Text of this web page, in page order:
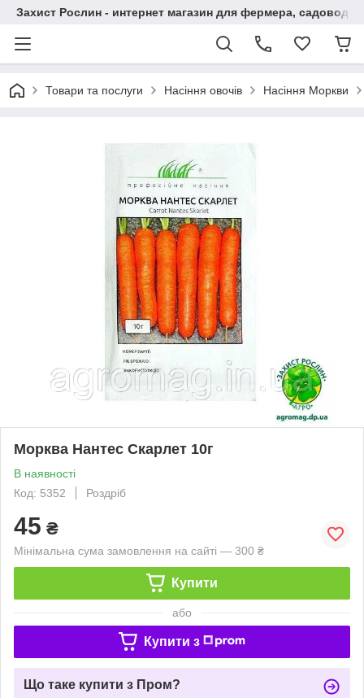
Захист Рослин - интернет магазин для фермера,
Товари та послуги Насіння овочів Насіння Моркви
Морква Нантес Скарлет 10г
В наявності
Код: 5352
Роздріб
45 ₴
Мінімальна сума замовлення на сайті — 300 ₴
Купити
або
Купити з
Що таке купити з Пром?